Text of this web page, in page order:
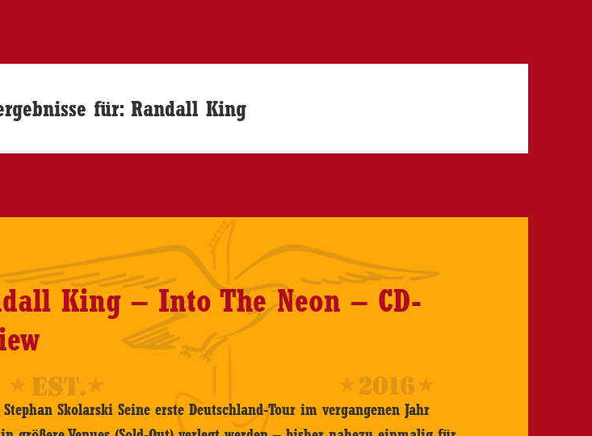
für: Randall King
King – Into The Neon – CD-
Stephan Skolarski Seine erste Deutschland-Tour im vergangenen Jahr